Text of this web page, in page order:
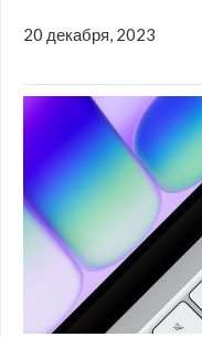
20 декабря, 2023